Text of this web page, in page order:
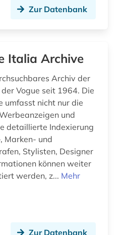
Zur Datenbank
Italia Archive
Archiv der
Vogue seit 1964. Die
umfasst nicht nur die
und
detaillierte Indexierung
Marken- und
Stylisten, Designer
werden, z... Mehr
Zur Datenbank